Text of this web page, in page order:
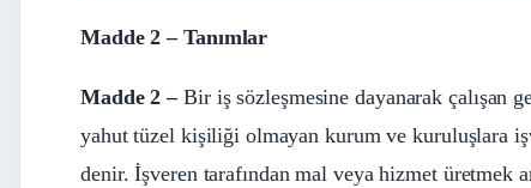
Madde 2 – Tanımlar
Madde 2 –Bir iş sözleşmesine dayanarak çalışan
yahut tüzel kişiliği olmayan kurum ve kuruluşlara
denir. İşveren tarafından mal veya hizmet